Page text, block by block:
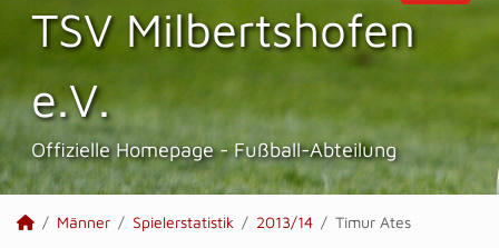
TSV Milbertshofen
e.V.
Offizielle Homepage - Fußball-Abteilung
Männer Spielerstatistik 2013/14 Timur Ates